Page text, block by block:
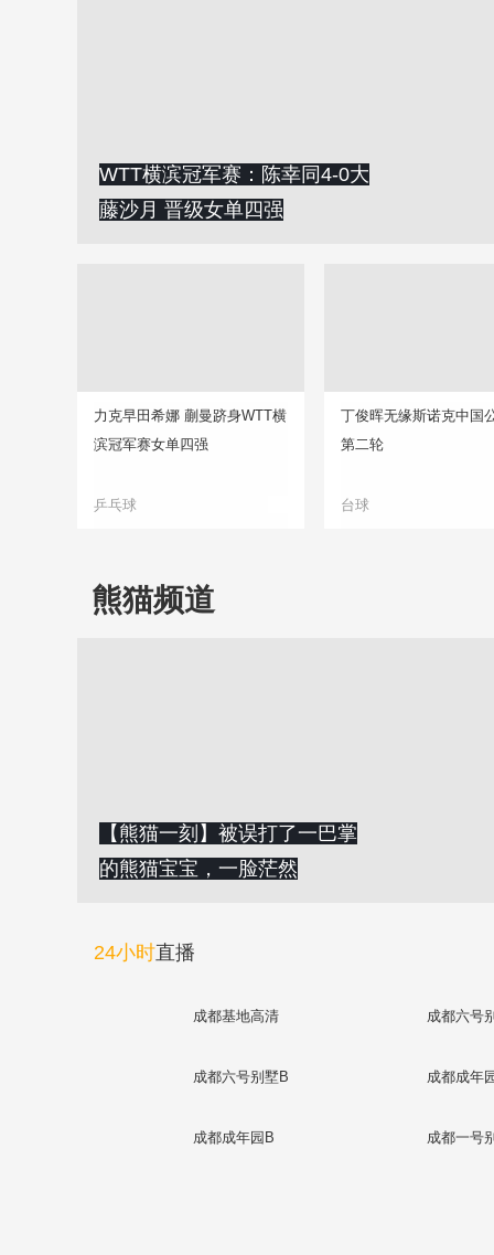
WTT横滨冠军赛：陈幸同4-0大
藤沙月 晋级女单四强
力克早田希娜 蒯曼跻身WTT横
滨冠军赛女单四强
乒乓球
丁俊晖无缘斯诺克中国
第二轮
台球
熊猫频道
【熊猫一刻】被误打了一巴掌
的熊猫宝宝，一脸茫然
24小时直播
成都基地高清 成都六号
成都六号别墅B 成都成年
成都成年园B 成都一号